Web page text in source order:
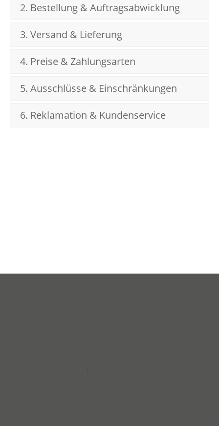
2. Bestellung & Auftragsabwicklung
3. Versand & Lieferung
4. Preise & Zahlungsarten
5. Ausschlüsse & Einschränkungen
6. Reklamation & Kundenservice